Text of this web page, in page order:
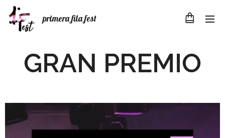
primera fila fest
GRAN PREMIO